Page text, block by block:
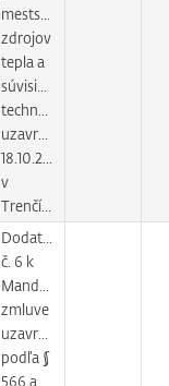
mestských
zdrojov
tepla a
súvisiacich
technológií
uzavretej
18.10.2004
v
Trenčíne
Dodatok
č. 6 k
Mandátnej
zmluve
uzavretej
podľa §
566 a